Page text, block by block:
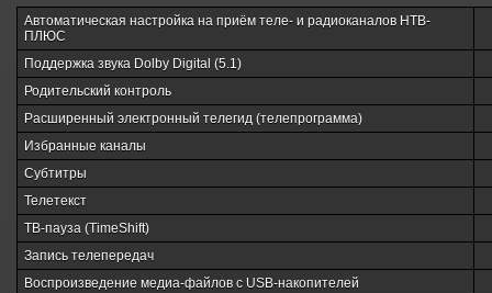
Автоматическая настройка на приём теле- и радиоканалов НТВ-
ПЛЮС
Поддержка звука Dolby Digital (5.1)
Родительский контроль
Расширенный электронный телегид (телепрограмма)
Избранные каналы
Субтитры
Телетекст
ТВ-пауза (TimeShift)
Запись телепередач
Воспроизведение медиа-файлов с USB-накопителей